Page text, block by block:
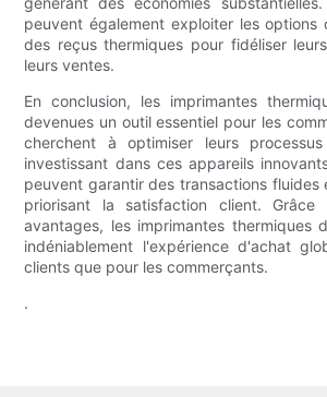
peuvent également exploiter les options
des reçus thermiques pour fidéliser
leurs ventes.
En conclusion, les imprimantes
devenues un outil essentiel pour les
cherchent à optimiser leurs
investissant dans ces appareils
peuvent garantir des transactions fluides
priorisant la satisfaction client. Grâce
avantages, les imprimantes thermiques
indéniablement l'expérience d'achat
clients que pour les commerçants.
.